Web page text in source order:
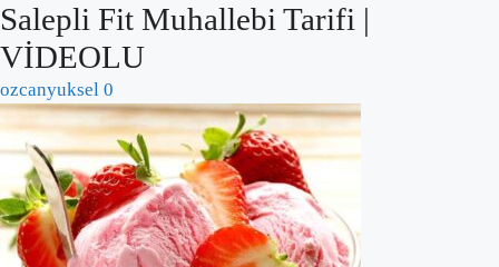
Salepli Fit Muhallebi Tarifi |
VİDEOLU
ozcanyuksel 0